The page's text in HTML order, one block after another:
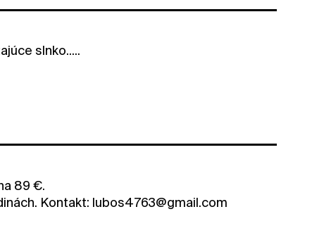
slnko.....
89 €.
Kontakt: lubos4763@gmail.com